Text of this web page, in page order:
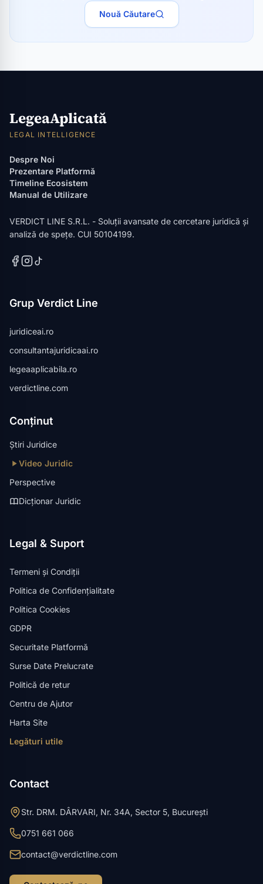
Nouă Căutare
LegeaAplicată
LEGAL INTELLIGENCE
Despre Noi
Prezentare Platformă
Timeline Ecosistem
Manual de Utilizare
VERDICT LINE S.R.L. - Soluții avansate de cercetare juridică și
analiză de spețe. CUI 50104199.
Grup Verdict Line
juridiceai.ro
consultantajuridicaai.ro
legeaaplicabila.ro
verdictline.com
Conținut
Știri Juridice
Video Juridic
Perspective
Dicționar Juridic
Legal & Suport
Termeni și Condiții
Politica de Confidențialitate
Politica Cookies
GDPR
Securitate Platformă
Surse Date Prelucrate
Politică de retur
Centru de Ajutor
Harta Site
Legături utile
Contact
Str. DRM. DÂRVARI, Nr. 34A, Sector 5, București
0751 661 066
contact@verdictline.com